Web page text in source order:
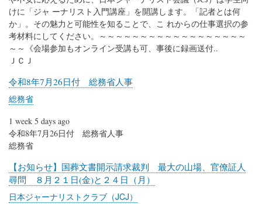
けに「ジャ ーナリスト入門講座」を開講します。「記者とは何
か」。その魅力と可能性を知ることで、こ れからの仕事選択の参
考材料にしてください。～～～～～～～～～～～～～～～～～～
～～《会場参加もオンライン受講も可、事後に録画送付..
ＪＣＪ
令和8年7月26日付 総務省人事
総務省
1 week 5 days ago
令和8年7月26日付 総務省人事
総務省
【お知らせ】国葬文書開示請求裁判 最大の山場、官僚証人
尋問 ８月２１日(金)と２４日（月）
日本ジャーナリストクラブ（JCJ）